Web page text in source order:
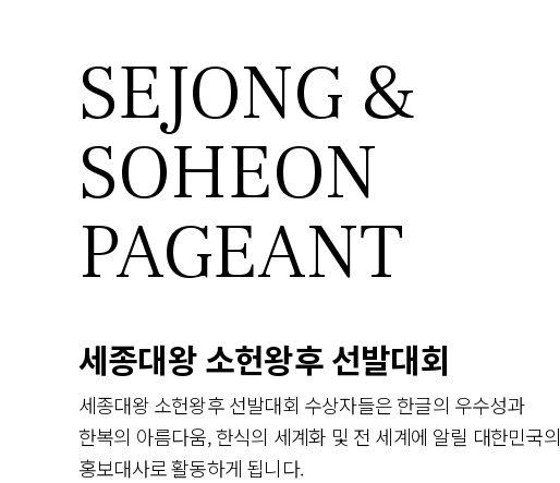
SEJONG &
SOHEON
PAGEANT
세종대왕 소헌왕후 선발대회
세종대왕 소헌왕후 선발대회 수상자들은 한글의 우수성과
한복의 아름다움, 한식의 세계화 및 전 세계에 알릴 대한민국의
홍보대사로 활동하게 됩니다.